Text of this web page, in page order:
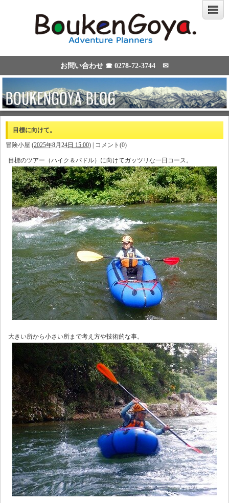
お問い合わせ ☎ 0278-72-3744 ✉
目標に向けて。
冒険小屋 (2025年8月24日 15:00) | コメント(0)
目標のツアー（ハイク＆パドル）に向けてガッツリな一日コース。
大きい所から小さい所まで考え方や技術的な事。